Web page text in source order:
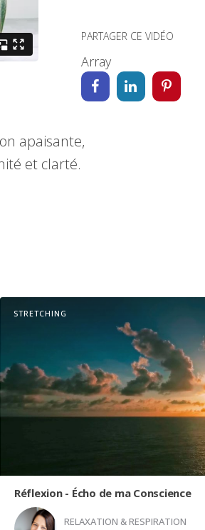
PARTAGER CE VIDÉO
Array
apaisante,
et clarté.
STRETCHING
Réflexion - Écho de ma Conscience
RELAXATION & RESPIRATION